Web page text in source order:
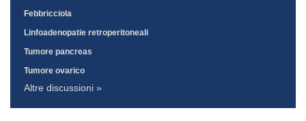
Febbricciola
Linfoadenopatie retroperitoneali
Tumore pancreas
Tumore ovarico
Altre discussioni »